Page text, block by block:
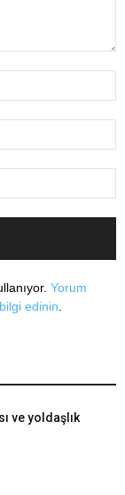
Yorum
edinin
ve yoldaşlık